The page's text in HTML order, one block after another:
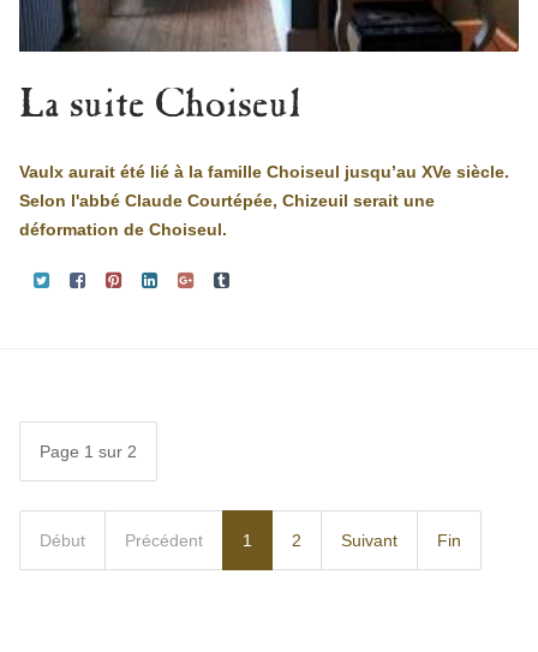
La suite Choiseul
Vaulx aurait été lié à la famille Choiseul jusqu’au XVe siècle.
Selon l'abbé Claude Courtépée, Chizeuil serait une
déformation de Choiseul.
Page 1 sur 2
Début Précédent 1 2 Suivant Fin